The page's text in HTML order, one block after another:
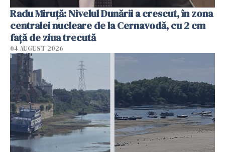
Radu Miruţă: Nivelul Dunării a crescut, în zona
centralei nucleare de la Cernavodă, cu 2 cm
faţă de ziua trecută
04 AUGUST 2026